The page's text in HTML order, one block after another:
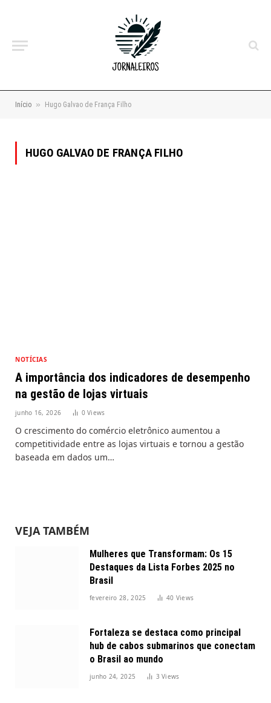
Início » Hugo Galvao de França Filho
HUGO GALVAO DE FRANÇA FILHO
NOTÍCIAS
A importância dos indicadores de desempenho
na gestão de lojas virtuais
junho 16, 2026 0Views
O crescimento do comércio eletrônico aumentou a
competitividade entre as lojas virtuais e tornou a gestão
baseada em dados um…
VEJA TAMBÉM
Mulheres que Transformam: Os 15
Destaques da Lista Forbes 2025 no
Brasil
fevereiro 28, 2025 40 Views
Fortaleza se destaca como principal
hub de cabos submarinos que conectam
o Brasil ao mundo
junho 24, 2025 3Views